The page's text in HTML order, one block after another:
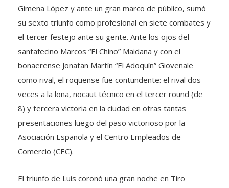
Gimena López y ante un gran marco de público, sumó
su sexto triunfo como profesional en siete combates y
el tercer festejo ante su gente. Ante los ojos del
santafecino Marcos “El Chino” Maidana y con el
bonaerense Jonatan Martín “El Adoquín” Giovenale
como rival, el roquense fue contundente: el rival dos
veces a la lona, nocaut técnico en el tercer round (de
8) y tercera victoria en la ciudad en otras tantas
presentaciones luego del paso victorioso por la
Asociación Española y el Centro Empleados de
Comercio (CEC).
El triunfo de Luis coronó una gran noche en Tiro